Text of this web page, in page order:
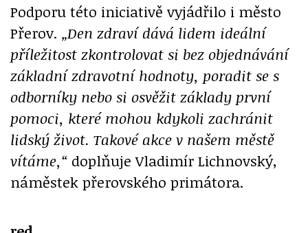
Podporu této iniciativě vyjádřilo i město
Přerov. „Den zdraví dává lidem ideální
příležitost zkontrolovat si bez objednávání
základní zdravotní hodnoty, poradit se s
odborníky nebo si osvěžit základy první
pomoci, které mohou kdykoli zachránit
lidský život. Takové akce v našem městě
vítáme,“ doplňuje Vladimír Lichnovský,
náměstek přerovského primátora.